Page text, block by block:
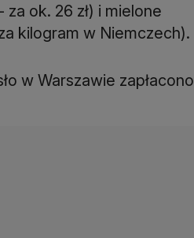
ok. 26 zł) i mielone
kilogram w Niemczech).
w Warszawie zapłacono